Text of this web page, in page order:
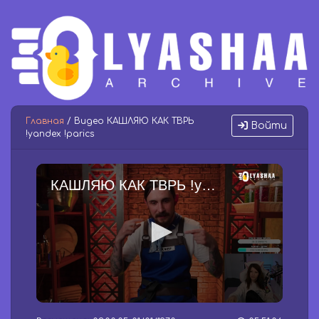
Войти
Главная / Видео КАШЛЯЮ КАК ТВРЬ
!yandex !parics
КАШЛЯЮ КАК ТВРЬ !yandex !parics